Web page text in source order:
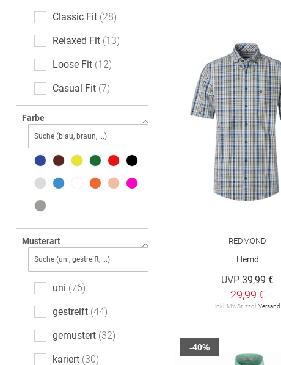
Classic Fit 28
Relaxed Fit 13
Loose Fit 12
Casual Fit 7
Oversized 4
Comfort Fit 3
Modern Fit 2
Farbe
Musterart
uni 76
gestreift 44
gemustert 32
kariert 30
REDMOND
Hemd
UVP 39,99 €
29,99 €
inkl. MwSt. zzgl. Versand
-40%